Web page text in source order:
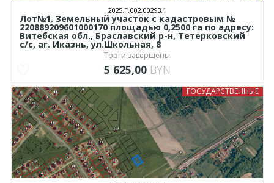
2025.Г.002.00293.1
Лот№1. Земельный участок с кадастровым №
220889209601000170 площадью 0,2500 га по адресу:
Витебская обл., Браславский р-н, Тетерковский
с/с, аг. Иказнь, ул.Школьная, 8
Торги завершены
5 625,00 BYN
ГОСУДАРСТВЕННЫЕ